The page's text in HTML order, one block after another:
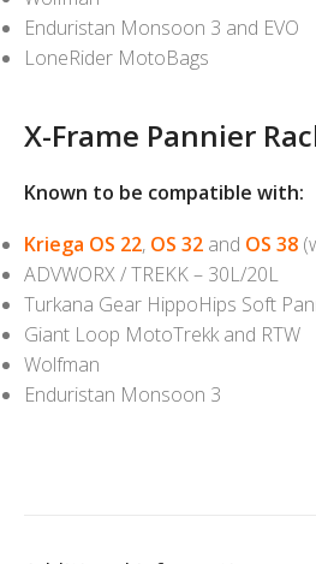
Enduristan Monsoon 3 and EVO
LoneRider MotoBags
X-Frame Pannier
Known to be compatible with:
Kriega OS 22, OS 32 and OS 38
ADVWORX / TREKK – 30L/20L
Turkana Gear HippoHips Soft
Giant Loop MotoTrekk and RTW
Wolfman
Enduristan Monsoon 3